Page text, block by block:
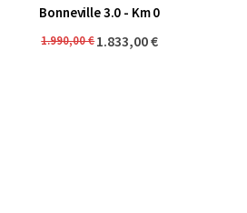
Bonneville 3.0 - Km 0
1.990,00 €1.833,00 €